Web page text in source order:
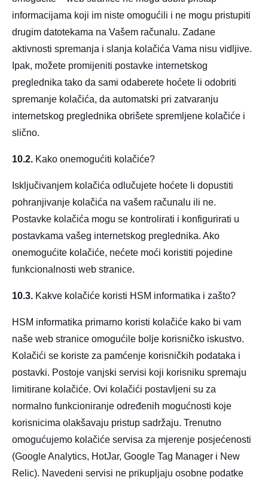
informacijama koji im niste omogućili i ne mogu pristupiti
drugim datotekama na Vašem računalu. Zadane
aktivnosti spremanja i slanja kolačića Vama nisu vidljive.
Ipak, možete promijeniti postavke internetskog
preglednika tako da sami odaberete hoćete li odobriti
spremanje kolačića, da automatski pri zatvaranju
internetskog preglednika obrišete spremljene kolačiće i
slično.
10.2. Kako onemogućiti kolačiće?
Isključivanjem kolačića odlučujete hoćete li dopustiti
pohranjivanje kolačića na vašem računalu ili ne.
Postavke kolačića mogu se kontrolirati i konfigurirati u
postavkama vašeg internetskog preglednika. Ako
onemogućite kolačiće, nećete moći koristiti pojedine
funkcionalnosti web stranice.
10.3. Kakve kolačiće koristi HSM informatika i zašto?
HSM informatika primarno koristi kolačiće kako bi vam
naše web stranice omogućile bolje korisničko iskustvo.
Kolačići se koriste za pamćenje korisničkih podataka i
postavki. Postoje vanjski servisi koji korisniku spremaju
limitirane kolačiće. Ovi kolačići postavljeni su za
normalno funkcioniranje određenih mogućnosti koje
korisnicima olakšavaju pristup sadržaju. Trenutno
omogućujemo kolačiće servisa za mjerenje posjećenosti
(Google Analytics, HotJar, Google Tag Manager i New
Relic). Navedeni servisi ne prikupljaju osobne podatke